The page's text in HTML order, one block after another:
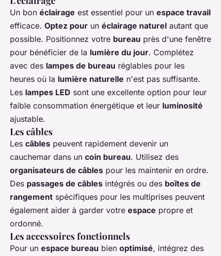
Un bon éclairage est essentiel pour un espace travail
efficace. Optez pour un éclairage naturel autant que
possible. Positionnez votre bureau près d'une fenêtre
pour bénéficier de la lumière du jour. Complétez
avec des lampes de bureau réglables pour les
heures où la lumière naturelle n'est pas suffisante.
Les lampes LED sont une excellente option pour leur
faible consommation énergétique et leur luminosité
ajustable.
Les câbles
Les câbles peuvent rapidement devenir un
cauchemar dans un coin bureau. Utilisez des
organisateurs de câbles pour les maintenir en ordre.
Des passages de câbles intégrés ou des boîtes de
rangement spécifiques pour les multiprises peuvent
également aider à garder votre espace propre et
ordonné.
Les accessoires fonctionnels
Pour un espace bureau bien optimisé, intégrez des